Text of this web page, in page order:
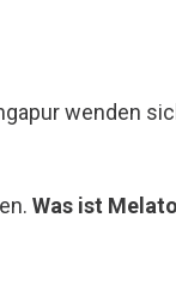
wenden
Was ist